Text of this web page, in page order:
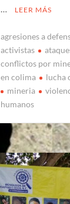
…
LEER MÁS
agresiones a
activistas
conflictos por
en colima
lucha
mineria
humanos